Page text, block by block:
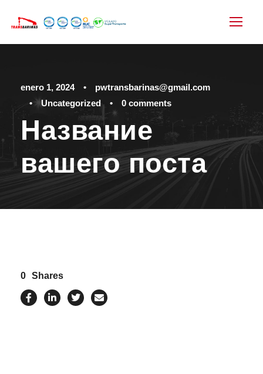
enero 1, 2024 •
pwtransbarinas@gmail.com
•
Uncategorized • 0 comments
Название
вашего поста
0 Shares